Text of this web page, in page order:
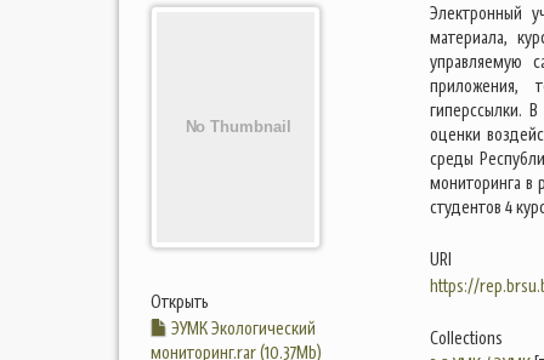
Открыть
ЭУМК Экологический
мониторинг.rar (10.37Mb)
Электронный
материала,
управляемую
приложения,
гиперссылки.
оценки
среды
мониторинга в
студентов 4
URI
https://
Collections